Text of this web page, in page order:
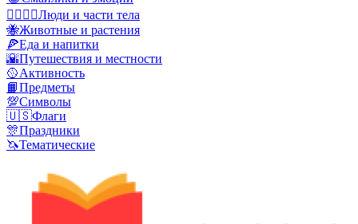
👩‍❤️‍💋‍👨Люди и части тела
🐝Животные и растения
🍕Еда и напитки
🌇Путешествия и местности
🥎Активность
📙Предметы
💯Символы
🇺🇸Флаги
🎊Праздники
🦄Тематические